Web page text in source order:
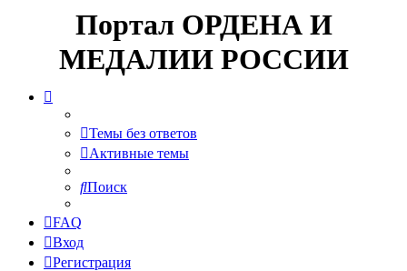
Портал ОРДЕНА И
МЕДАЛИИ РОССИИ
Темы без ответов
Активные темы
Поиск
FAQ
Вход
Регистрация